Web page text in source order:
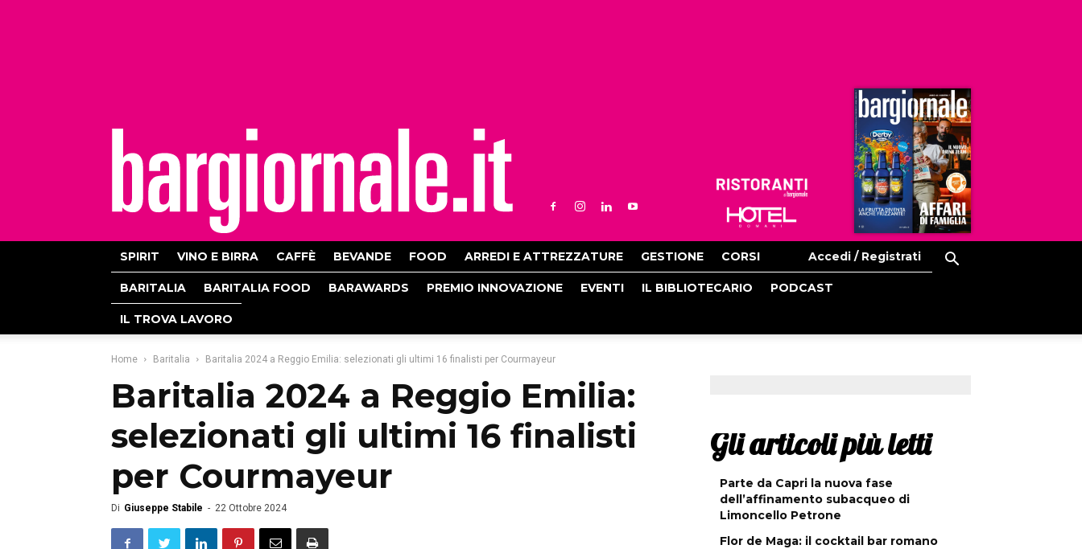
Ristoranti
Hoteldomani
SPIRIT VINO E BIRRA CAFFÈ BEVANDE FOOD ARREDI E ATTREZZATURE GESTIONE CORSI Accedi / Registrati
BARITALIA BARITALIA FOOD BARAWARDS PREMIO INNOVAZIONE EVENTI IL BIBLIOTECARIO PODCAST
IL TROVA LAVORO
Home Baritalia Baritalia 2024 a Reggio Emilia: selezionati gli ultimi 16 finalisti per Courmayeur
Baritalia 2024 a Reggio Emilia:
selezionati gli ultimi 16 finalisti
per Courmayeur
Di Giuseppe Stabile - 22 Ottobre 2024
Gli articoli più letti
Parte da Capri la nuova fase
dell’affinamento subacqueo di
Limoncello Petrone
Flor de Maga: il cocktail bar romano